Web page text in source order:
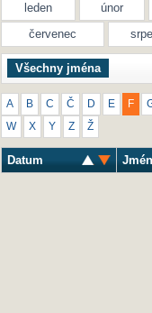
leden únor
červenec
Všechny jména
A B C Č D E F
W X Y Z Ž
Datum